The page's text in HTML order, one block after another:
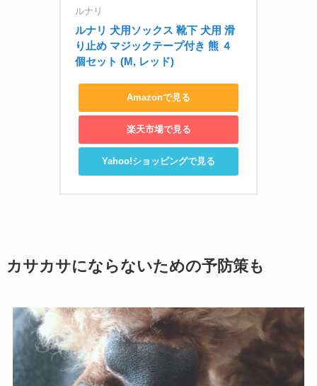
ルナリ
ルナリ 犬用ソックス 靴下 犬用 滑
り止め マジックテープ付き 熊 ４
個セット (M, レッド)
Amazonで見る
楽天市場で見る
Yahoo!ショッピングで見る
カサカサにならないための予防策も